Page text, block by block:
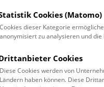
gestellt. Die vier
des
hauptsächlich
Bilder
Cookies (Matomo)
Cookies dieser Kategorie
anonymisiert zu analysieren und die
Cookies
Diese Cookies werden von
Ländern haben können. Diese